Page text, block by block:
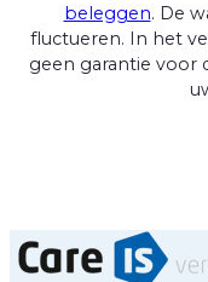
beleggen. De
fluctueren. In het
geen garantie voor